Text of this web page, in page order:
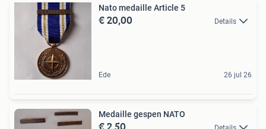
Nato medaille Article 5
€ 20,00 Details
Ede 26 jul 26
Medaille gespen NATO